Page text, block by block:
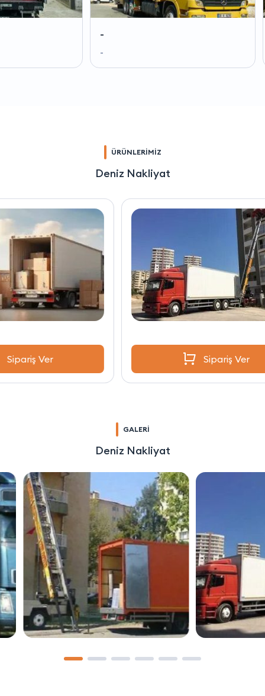
ÜRÜNLERİMİZ
Deniz Nakliyat
GALERİ
Deniz Nakliyat